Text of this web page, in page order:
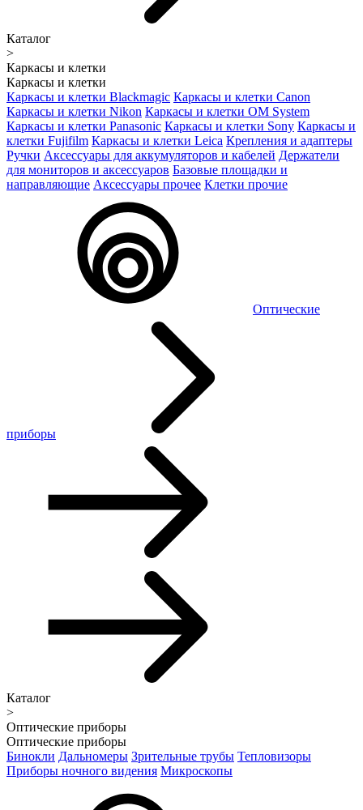
Каталог
>
Каркасы и клетки
Каркасы и клетки
Каркасы и клетки Blackmagic Каркасы и клетки Canon
Каркасы и клетки Nikon Каркасы и клетки OM System
Каркасы и клетки Panasonic Каркасы и клетки Sony Каркасы и
клетки Fujifilm Каркасы и клетки Leica Крепления и адаптеры
Ручки Аксессуары для аккумуляторов и кабелей Держатели
для мониторов и аксессуаров Базовые площадки и
направляющие Аксессуары прочее Клетки прочие
Оптические
приборы
Каталог
>
Оптические приборы
Оптические приборы
Бинокли Дальномеры Зрительные трубы Тепловизоры
Приборы ночного видения Микроскопы